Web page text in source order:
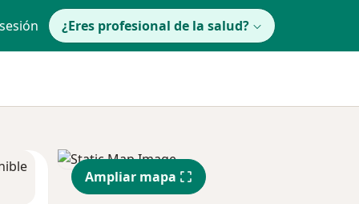
¿Eres profesional de la salud?
Ampliar mapa